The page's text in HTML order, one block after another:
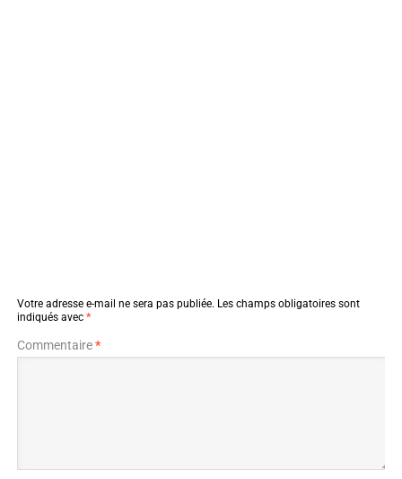
Votre adresse e-mail ne sera pas publiée. Les champs obligatoires sont
indiqués avec *
Commentaire*